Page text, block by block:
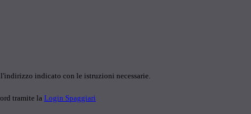
indicato con le istruzioni necessarie.
tramite la Login Spaggiari